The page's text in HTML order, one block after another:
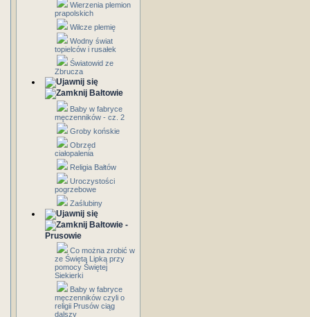
Wierzenia plemion
prapolskich
Wilcze plemię
Wodny świat
topielców i rusałek
Światowid ze
Zbrucza
Bałtowie
Baby w fabryce
męczenników - cz. 2
Groby końskie
Obrzęd
ciałopalenia
Religia Bałtów
Uroczystości
pogrzebowe
Zaślubiny
Bałtowie -
Prusowie
Co można zrobić w
ze Świętą Lipką przy
pomocy Świętej
Siekierki
Baby w fabryce
męczenników czyli o
religii Prusów ciąg
dalszy